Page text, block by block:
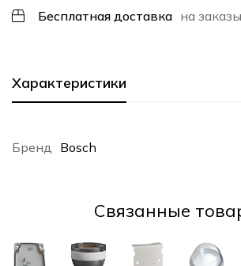
Бесплатная доставка на
Характеристики
Бренд Bosch
Cвязанные